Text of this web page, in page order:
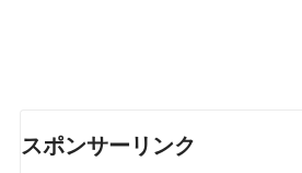
スポンサーリンク